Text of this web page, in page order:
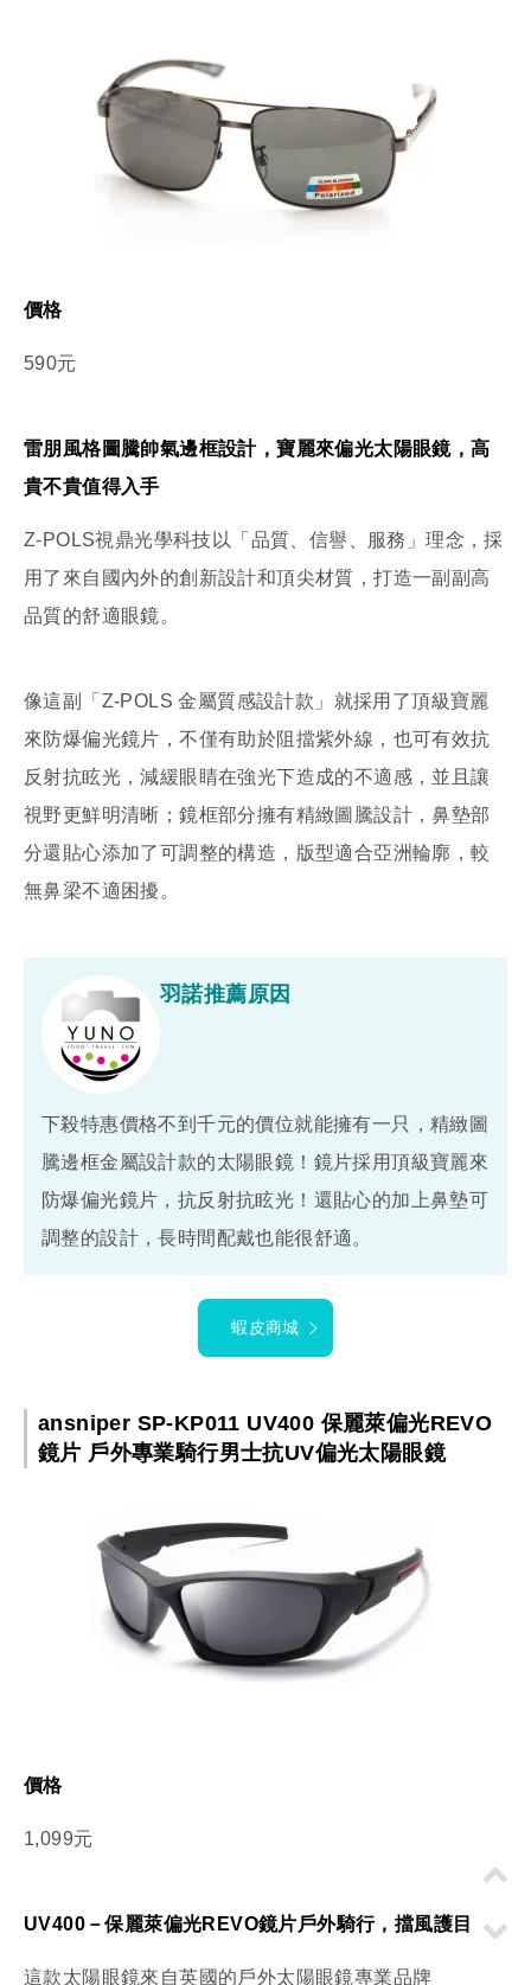
價格
590元
雷朋風格圖騰帥氣邊框設計，寶麗來偏光太陽眼鏡，高
貴不貴值得入手
Z-POLS視鼎光學科技以「品質、信譽、服務」理念，採
用了來自國內外的創新設計和頂尖材質，打造一副副高
品質的舒適眼鏡。
像這副「Z-POLS 金屬質感設計款」就採用了頂級寶麗
來防爆偏光鏡片，不僅有助於阻擋紫外線，也可有效抗
反射抗眩光，減緩眼睛在強光下造成的不適感，並且讓
視野更鮮明清晰；鏡框部分擁有精緻圖騰設計，鼻墊部
分還貼心添加了可調整的構造，版型適合亞洲輪廓，較
無鼻梁不適困擾。
羽諾推薦原因
下殺特惠價格不到千元的價位就能擁有一只，精緻圖
騰邊框金屬設計款的太陽眼鏡！鏡片採用頂級寶麗來
防爆偏光鏡片，抗反射抗眩光！還貼心的加上鼻墊可
調整的設計，長時間配戴也能很舒適。
蝦皮商城
ansniper SP-KP011 UV400 保麗萊偏光REVO
鏡片 戶外專業騎行男士抗UV偏光太陽眼鏡
價格
1,099元
UV400－保麗萊偏光REVO鏡片戶外騎行，擋風護目
這款太陽眼鏡來自英國的戶外太陽眼鏡專業品牌